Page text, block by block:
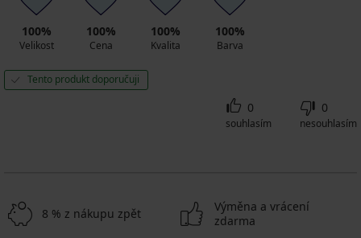
100%
Velikost
100%
Cena
100%
Kvalita
100%
Barva
Tento produkt doporučuji
0
souhlasím
0
nesouhlasím
8 % z nákupu zpět
Výměna a vrácení
zdarma